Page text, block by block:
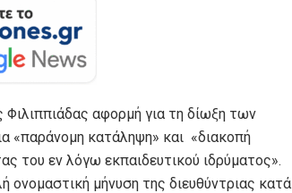
αφορμή για τη δίωξη των
«παράνομη κατάληψη» και «διακοπή
του εν λόγω εκπαιδευτικού ιδρύματος».
μήνυση της διευθύντριας κατά